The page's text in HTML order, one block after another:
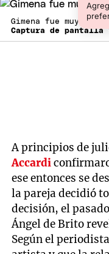
Gimena fue muy
Captura de pantalla
A principios de
Accardi
ese entonces se
la pareja decidió
decisión, el
Ángel de Brito
Según el